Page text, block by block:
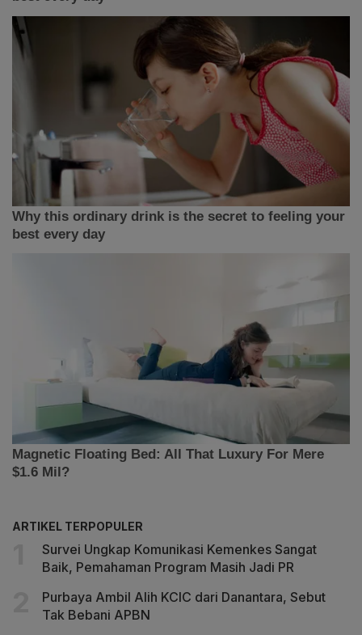
ARTIKEL TERPOPULER
Survei Ungkap Komunikasi Kemenkes Sangat
Baik, Pemahaman Program Masih Jadi PR
Purbaya Ambil Alih KCIC dari Danantara, Sebut
Tak Bebani APBN